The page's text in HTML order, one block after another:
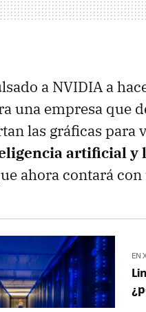
a NVIDIA a
una empresa que
las gráficas para
artificial y
ahora contará
EN